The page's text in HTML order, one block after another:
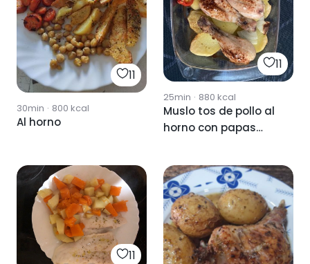
11
30min · 800 kcal
Al horno
11
25min · 880 kcal
Muslo tos de pollo al
horno con papas
11